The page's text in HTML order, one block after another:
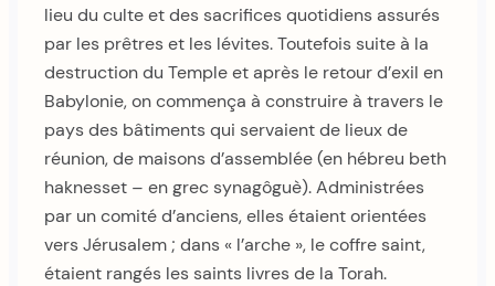
lieu du culte et des sacrifices quotidiens assurés
par les prêtres et les lévites. Toutefois suite à la
destruction du Temple et après le retour d’exil en
Babylonie, on commença à construire à travers le
pays des bâtiments qui servaient de lieux de
réunion, de maisons d’assemblée (en hébreu beth
haknesset – en grec synagôguè). Administrées
par un comité d’anciens, elles étaient orientées
vers Jérusalem ; dans « l’arche », le coffre saint,
étaient rangés les saints livres de la Torah.